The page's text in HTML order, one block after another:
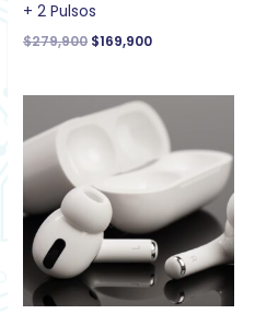
+ 2 Pulsos
$279,900 $169,900